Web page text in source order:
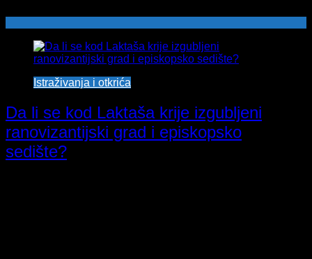
Istraživanja i otkrića
Da li se kod Laktaša krije izgubljeni
ranovizantijski grad i episkopsko
sedište?